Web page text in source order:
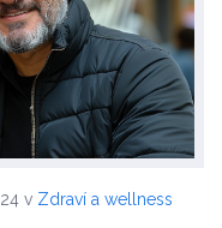
v Zdraví a wellness